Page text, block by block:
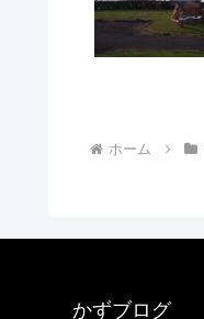
ホーム
かずブログ